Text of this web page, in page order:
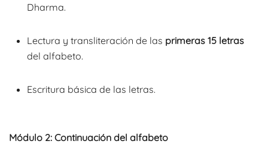
Dharma.
Lectura y transliteración de las primeras 15 letras
del alfabeto.
Escritura básica de las letras.
Módulo 2: Continuación del alfabeto